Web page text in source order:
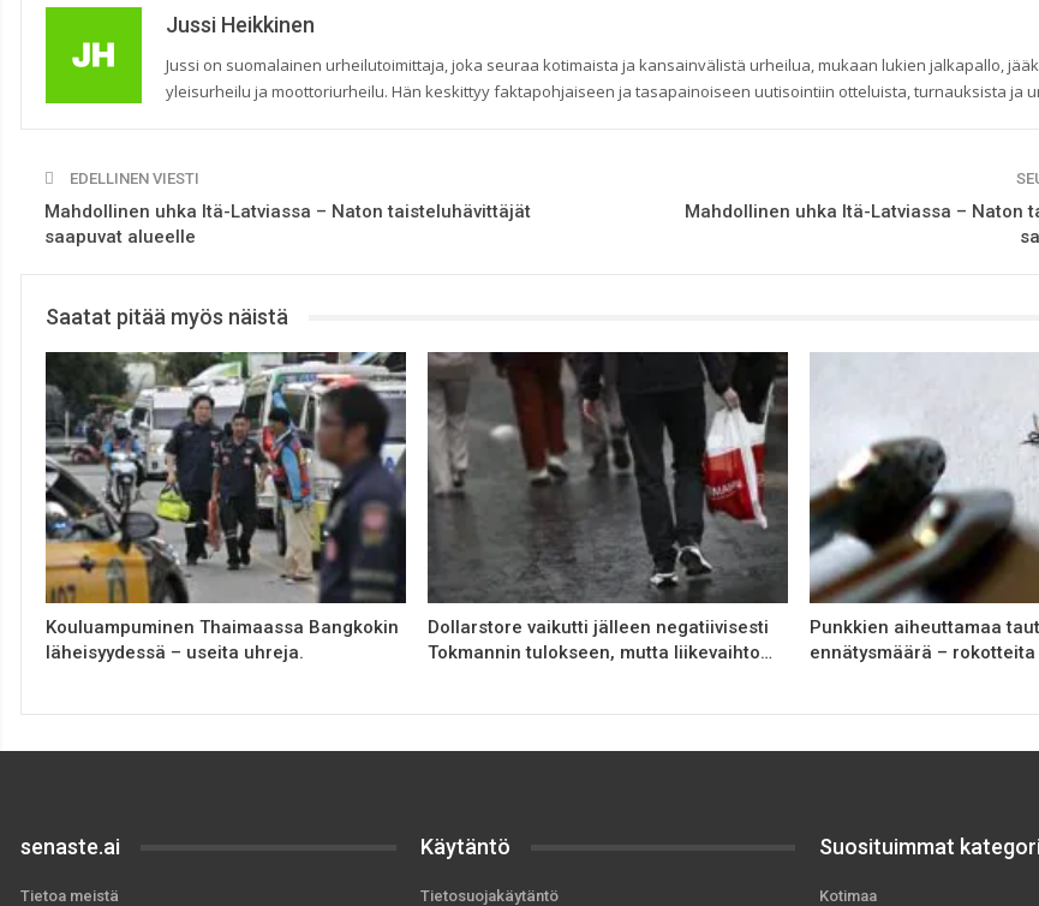
Jussi Heikkinen
Jussi on suomalainen urheilutoimittaja, joka seuraa kotimaista ja kansainvälistä urheilua, mukaan lukien jalkapallo,
yleisurheilu ja moottoriurheilu. Hän keskittyy faktapohjaiseen ja tasapainoiseen uutisointiin otteluista, turnauksista ja
EDELLINEN VIESTI
Mahdollinen uhka Itä-Latviassa – Naton taisteluhävittäjät
saapuvat alueelle
Mahdollinen uhka Itä-Latviassa – Naton
Saatat pitää myös näistä
Kouluampuminen Thaimaassa Bangkokin
läheisyydessä – useita uhreja.
Dollarstore vaikutti jälleen negatiivisesti
Tokmannin tulokseen, mutta liikevaihto…
Punkkien aiheuttamaa
ennätysmäärä –
senaste.ai
Tietoa meistä
Käytäntö
Tietosuojakäytäntö
Suosituimmat
Kotimaa